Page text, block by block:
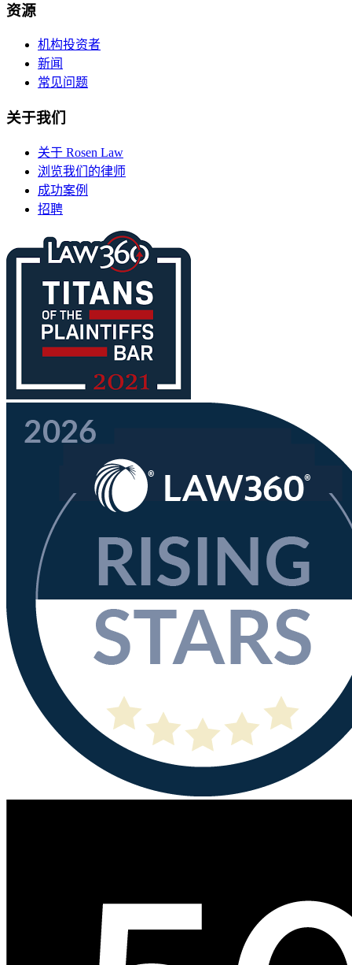
资源
机构投资者
新闻
常见问题
关于我们
关于 Rosen Law
浏览我们的律师
成功案例
招聘